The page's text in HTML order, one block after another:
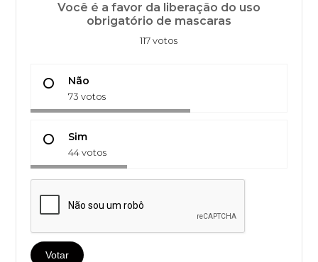
Você é a favor da liberação do uso
obrigatório de mascaras
117 votos
Não
73 votos
Sim
44 votos
Votar